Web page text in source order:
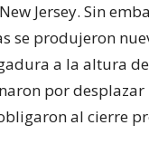
Jersey. Sin
se produjeron
a la altura
por
al cierre